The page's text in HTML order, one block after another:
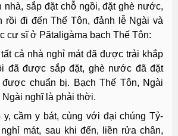
nhà, sắp đặt chỗ ngồi, đặt ghè nước,
rồi đi đến Thế Tôn, đảnh lễ Ngài và
cư sĩ ở Pãtaligàma bạch Thế Tôn:
cả nhà nghỉ mát đã được trải khắp
đã được sắp đặt, ghè nước đã đặt
chuẩn bị. Bạch Thế Tôn, Ngài
nghĩ là phải thời.
y, cầm y bát, cùng với đại chúng Tỷ-
mát, sau khi đến, liền rửa chân,